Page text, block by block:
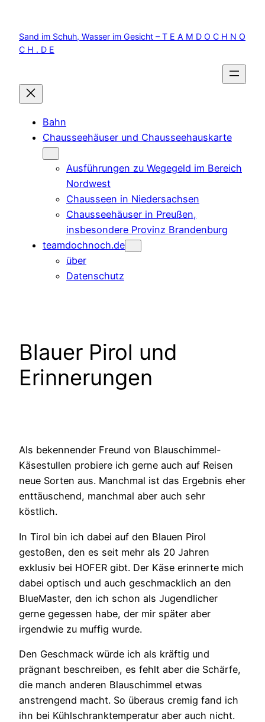
springen
Sand im Schuh, Wasser im Gesicht – T E A M D O C H N O
C H . D E
Bahn
Chausseehäuser und Chausseehauskarte
Ausführungen zu Wegegeld im Bereich
Nordwest
Chausseen in Niedersachsen
Chausseehäuser in Preußen,
insbesondere Provinz Brandenburg
teamdochnoch.de
über
Datenschutz
Blauer Pirol und
Erinnerungen
Als bekennender Freund von Blauschimmel-
Käsestullen probiere ich gerne auch auf Reisen
neue Sorten aus. Manchmal ist das Ergebnis eher
enttäuschend, manchmal aber auch sehr
köstlich.
In Tirol bin ich dabei auf den Blauen Pirol
gestoßen, den es seit mehr als 20 Jahren
exklusiv bei HOFER gibt. Der Käse erinnerte mich
dabei optisch und auch geschmacklich an den
BlueMaster, den ich schon als Jugendlicher
gerne gegessen habe, der mir später aber
irgendwie zu muffig wurde.
Den Geschmack würde ich als kräftig und
prägnant beschreiben, es fehlt aber die Schärfe,
die manch anderen Blauschimmel etwas
anstrengend macht. So überaus cremig fand ich
ihn bei Kühlschranktemperatur aber auch nicht.